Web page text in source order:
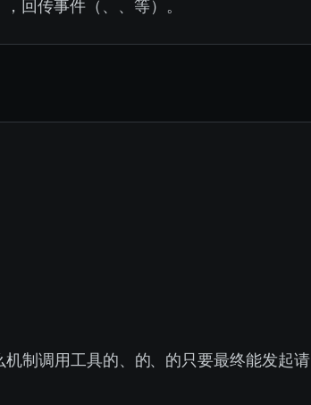
件（agent_start、message_update、tool_execution 等）。
——pi-mono 的 Extension、Codex 的 Tool、OpenCode 的 MCP Server——只要最终能发起 HTTP 请